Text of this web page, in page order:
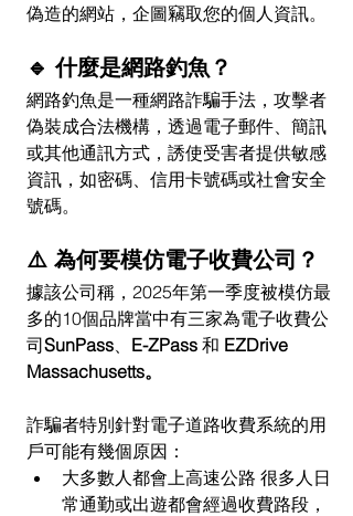
偽造的網站，企圖竊取您的個人資訊。
🔹 什麼是網路釣魚？
網路釣魚是一種網路詐騙手法，攻擊者
偽裝成合法機構，透過電子郵件、簡訊
或其他通訊方式，誘使受害者提供敏感
資訊，如密碼、信用卡號碼或社會安全
號碼。
⚠️ 為何要模仿電子收費公司？
據該公司稱，2025年第一季度被模仿最
多的10個品牌當中有三家為電子收費公
司SunPass E-ZPass 和 EZDrive
Massachusetts。
詐騙者特別針對電子道路收費系統的用
戶可能有幾個原因：
大多數人都會上高速公路 很多人日
常通勤或出遊都會經過收費路段，